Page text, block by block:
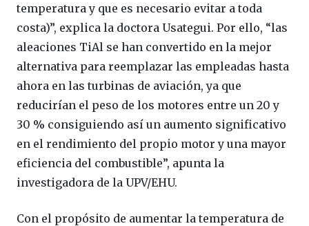
temperatura y que es necesario evitar a toda
costa)”, explica la doctora Usategui. Por ello, “las
aleaciones TiAl se han convertido en la mejor
alternativa para reemplazar las empleadas hasta
ahora en las turbinas de aviación, ya que
reducirían el peso de los motores entre un 20 y
30 % consiguiendo así un aumento significativo
en el rendimiento del propio motor y una mayor
eficiencia del combustible”, apunta la
investigadora de la UPV/EHU.
Con el propósito de aumentar la temperatura de